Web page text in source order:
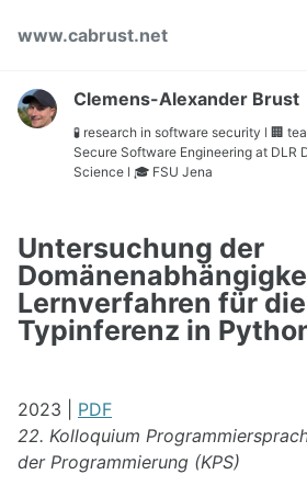
navigation
www.cabrust.net
Clemens-Alexander Brust
🧪 research in software security ǀ 🏢
Secure Software Engineering at DLR
Science ǀ 🎓 FSU Jena
Untersuchung der
Lernverfahren für die
Typinferenz in
2023 | PDF
22. Kolloquium
der Programmierung (KPS)